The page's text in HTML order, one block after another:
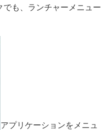
でも、ランチャーメニュー
アプリケーションをメニュ